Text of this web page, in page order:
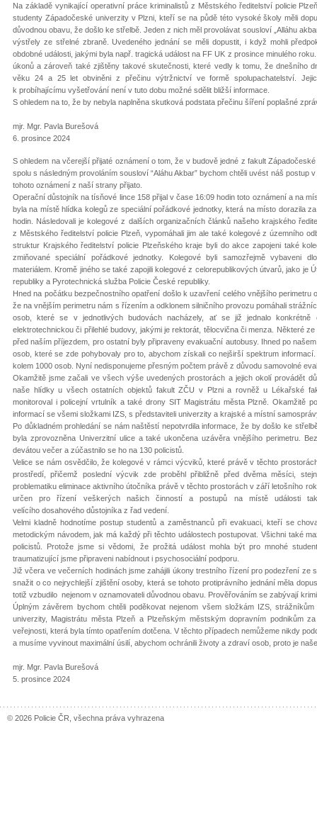
Na základě vynikající operativní práce kriminalistů z Městského ředitelství policie
studenty Západočeské univerzity v Plzni, kteří se na půdě této vysoké školy měli
důvodnou obavu, že došlo ke střelbě. Jeden z nich měl provolávat sousloví „Alláhu
výstřely ze střelné zbraně. Uvedeného jednání se měli dopustit, i když mohli
obdobné události, jakými byla např. tragická událost na FF UK z prosince minulého
úkonů a zároveň také zjištěny takové skutečnosti, které vedly k tomu, že dnešního
věku 24 a 25 let obviněni z přečinu výtržnictví ve formě spolupachatelství.
k probíhajícímu vyšetřování není v tuto dobu možné sdělit bližší informace.
S ohledem na to, že by nebyla naplněna skutková podstata přečinu šíření poplašné
mjr. Mgr. Pavla Burešová
6. prosince 2024
S ohledem na včerejší přijaté oznámení o tom, že v budově jedné z fakult
spolu s následným provoláním sousloví “Aláhu Akbar” bychom chtěli uvést náš postup
tohoto oznámení z naší strany přijato.
Operační důstojník na tísňové lince 158 přijal v čase 16:09 hodin toto oznámení a na
byla na místě hlídka kolegů ze speciální pořádkové jednotky, která na místo dorazila
hodin. Následovali je kolegové z dalších organizačních článků našeho krajského
z Městského ředitelství policie Plzeň, vypomáhali jim ale také kolegové z územního
struktur Krajského ředitelství policie Plzeňského kraje byli do akce zapojeni také
zmiňované speciální pořádkové jednotky. Kolegové byli samozřejmě vybaveni
materiálem. Kromě jiného se také zapojili kolegové z celorepublikových útvarů, jako je
republiky a Pyrotechnická služba Policie České republiky.
Hned na počátku bezpečnostního opatření došlo k uzavření celého vnějšího
že na vnějším perimetru nám s řízením a odklonem silničního provozu pomáhali
osob, které se v jednotlivých budovách nacházely, ať se již jednalo konkrétně
elektrotechnickou či přilehlé budovy, jakými je rektorát, tělocvična či menza. Některé
před naším příjezdem, pro ostatní byly připraveny evakuační autobusy. Ihned po
osob, které se zde pohybovaly pro to, abychom získali co nejširší spektrum
kolem 1000 osob. Nyní nedisponujeme přesným počtem právě z důvodu samovolné
Okamžitě jsme začali ve všech výše uvedených prostorách a jejich okolí provádět
naše hlídky u všech ostatních objektů fakult ZČU v Plzni a rovněž u Lékařské
monitoroval i policejní vrtulník a také drony SIT Magistrátu města Plzně. Okamžitě
informací se všemi složkami IZS, s představiteli univerzity a krajské a místní
Po důkladném prohledání se nám naštěstí nepotvrdila informace, že by došlo ke
byla zprovozněna Univerzitní ulice a také ukončena uzávěra vnějšího perimetru.
devátou večer a zúčastnilo se ho na 130 policistů.
Velice se nám osvědčilo, že kolegové v rámci výcviků, které právě v těchto
prostředí, přičemž poslední výcvik zde proběhl přibližně před dvěma měsíci,
problematiku eliminace aktivního útočníka právě v těchto prostorách v září letošního
určen pro řízení veškerých našich činností a postupů na místě události
velícího dosahového důstojníka z řad vedení.
Velmi kladně hodnotíme postup studentů a zaměstnanců při evakuaci, kteří se
metodickým návodem, jak má každý při těchto událostech postupovat. Všichni také
policistů. Protože jsme si vědomi, že prožitá událost mohla být pro mnohé
traumatizující jsme připraveni nabídnout i psychosociální podporu.
Již včera ve večerních hodinách jsme zahájili úkony trestního řízení pro podezření ze
snažit o co nejrychlejší zjištění osoby, která se tohoto protiprávního jednání měla
totiž vzbudilo nejenom v oznamovateli důvodnou obavu. Prověřováním se zabývají
Úplným závěrem bychom chtěli poděkovat nejenom všem složkám IZS,
univerzity, Magistrátu města Plzeň a Plzeňským městským dopravním podnikům
veřejnosti, která byla tímto opatřením dotčena. V těchto případech nemůžeme nikdy
a musíme vyvinout maximální úsilí, abychom ochránili životy a zdraví osob, proto je
mjr. Mgr. Pavla Burešová
5. prosince 2024
© 2026 Policie ČR, všechna práva vyhrazena